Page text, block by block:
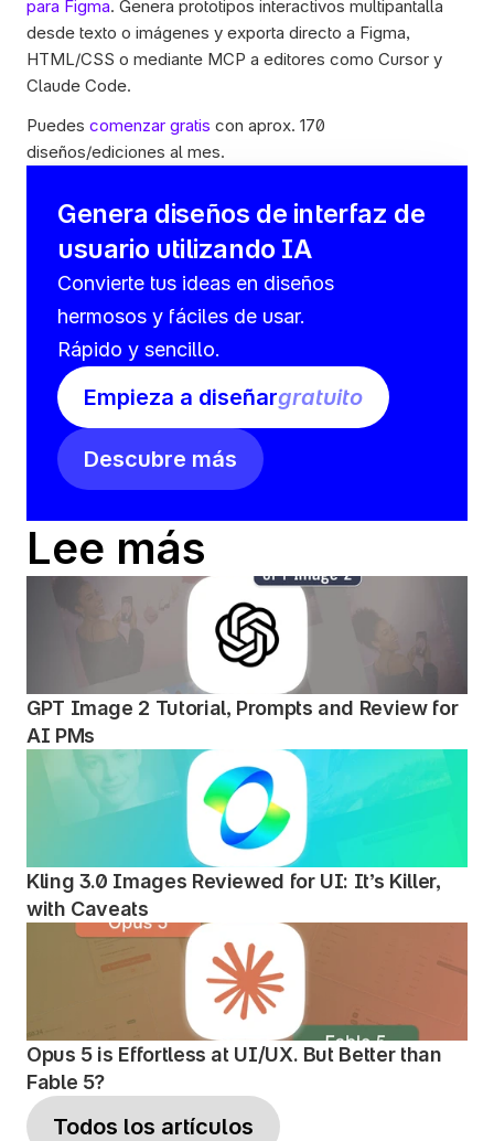
para Figma. Genera prototipos interactivos multipantalla
desde texto o imágenes y exporta directo a Figma,
HTML/CSS o mediante MCP a editores como Cursor y
Claude Code.
Puedes comenzar gratis con aprox. 170
diseños/ediciones al mes.
Genera diseños de interfaz de
usuario utilizando IA
Convierte tus ideas en diseños
hermosos y fáciles de usar.
Rápido y sencillo.
Empieza a diseñargratuito
Descubre más
Lee más
GPT Image 2 Tutorial, Prompts and Review for
AI PMs
Kling 3.0 Images Reviewed for UI: It’s Killer,
with Caveats
Opus 5 is Effortless at UI/UX. But Better than
Fable 5?
Todos los artículos